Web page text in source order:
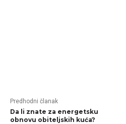
Predhodni članak
Da li znate za energetsku
obnovu obiteljskih kuća?